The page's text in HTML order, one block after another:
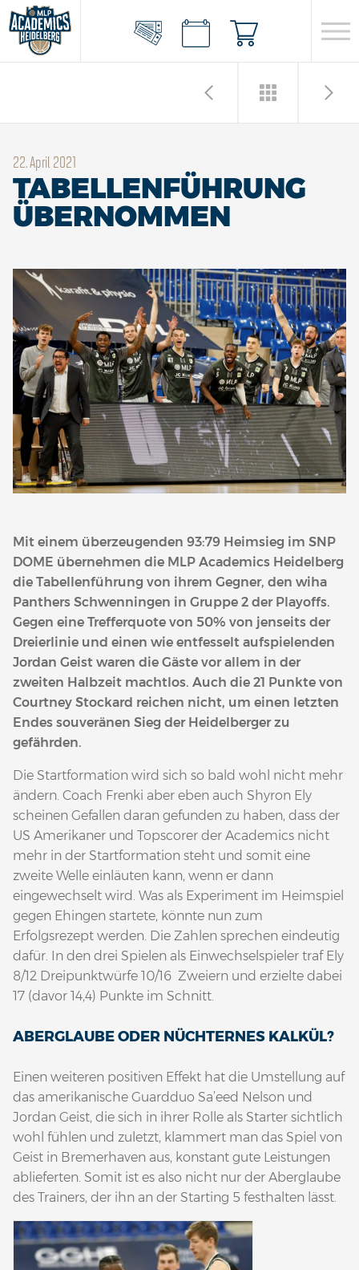
22. April 2021
TABELLENFÜHRUNG
ÜBERNOMMEN
Mit einem überzeugenden 93:79 Heimsieg im SNP
DOME übernehmen die MLP Academics Heidelberg
die Tabellenführung von ihrem Gegner, den wiha
Panthers Schwenningen in Gruppe 2 der Playoffs.
Gegen eine Trefferquote von 50% von jenseits der
Dreierlinie und einen wie entfesselt aufspielenden
Jordan Geist waren die Gäste vor allem in der
zweiten Halbzeit machtlos. Auch die 21 Punkte von
Courtney Stockard reichen nicht, um einen letzten
Endes souveränen Sieg der Heidelberger zu
gefährden.
Die Startformation wird sich so bald wohl nicht mehr
ändern. Coach Frenki aber eben auch Shyron Ely
scheinen Gefallen daran gefunden zu haben, dass der
US Amerikaner und Topscorer der Academics nicht
mehr in der Startformation steht und somit eine
zweite Welle einläuten kann, wenn er dann
eingewechselt wird. Was als Experiment im Heimspiel
gegen Ehingen startete, könnte nun zum
Erfolgsrezept werden. Die Zahlen sprechen eindeutig
dafür. In den drei Spielen als Einwechselspieler traf Ely
8/12 Dreipunktwürfe 10/16 Zweiern und erzielte dabei
17 (davor 14,4) Punkte im Schnitt.
ABERGLAUBE ODER NÜCHTERNES KALKÜL?
Einen weiteren positiven Effekt hat die Umstellung auf
das amerikanische Guardduo Sa’eed Nelson und
Jordan Geist, die sich in ihrer Rolle als Starter sichtlich
wohl fühlen und zuletzt, klammert man das Spiel von
Geist in Bremerhaven aus, konstant gute Leistungen
ablieferten. Somit ist es also nicht nur der Aberglaube
des Trainers, der ihn an der Starting 5 festhalten lässt.